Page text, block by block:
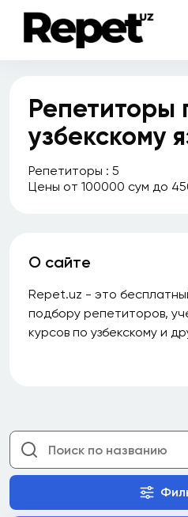
Репетиторы
узбекскому
Репетиторы : 5
Цены от 100000 сум до
О сайте
Repet.uz - это
подбору репетиторов,
курсов по узбекскому и